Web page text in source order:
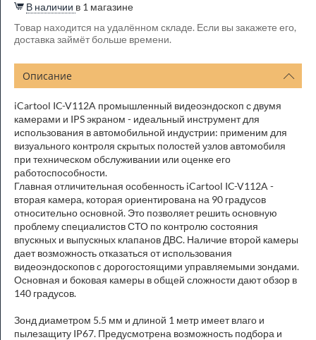
В наличии в 1 магазине
Товар находится на удалённом складе. Если вы закажете его,
доставка займёт больше времени.
Описание
iCartool IC-V112A промышленный видеоэндоскоп с двумя
камерами и IPS экраном - идеальный инструмент для
использования в автомобильной индустрии: применим для
визуального контроля скрытых полостей узлов автомобиля
при техническом обслуживании или оценке его
работоспособности.
Главная отличительная особенность iCartool IC-V112A -
вторая камера, которая ориентирована на 90 градусов
относительно основной. Это позволяет решить основную
проблему специалистов СТО по контролю состояния
впускных и выпускных клапанов ДВС. Наличие второй камеры
дает возможность отказаться от использования
видеоэндоскопов c дорогостоящими управляемыми зондами.
Основная и боковая камеры в общей сложности дают обзор в
140 градусов.
Зонд диаметром 5.5 мм и длиной 1 метр имеет влаго и
пылезащиту IP67. Предусмотрена возможность подбора и